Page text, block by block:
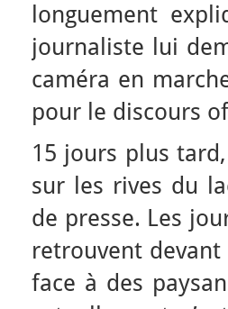
longuement
journaliste lui
caméra en
pour le discours
15 jours plus
sur les rives du
de presse. Les
retrouvent
face à des